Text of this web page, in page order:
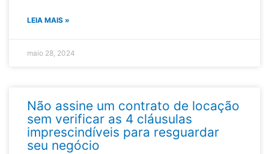
LEIA MAIS »
maio 28, 2024
Não assine um contrato de locação
sem verificar as 4 cláusulas
imprescindíveis para resguardar
seu negócio​